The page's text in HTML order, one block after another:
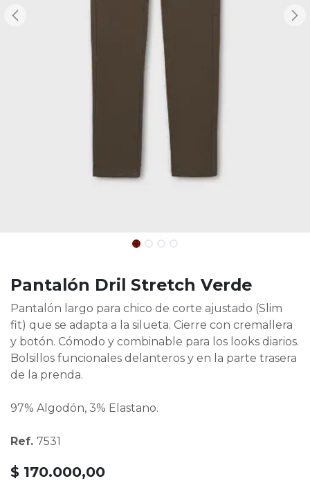
Pantalón Dril Stretch Verde
Pantalón largo para chico de corte ajustado (Slim
fit) que se adapta a la silueta. Cierre con cremallera
y botón. Cómodo y combinable para los looks diarios.
Bolsillos funcionales delanteros y en la parte trasera
de la prenda.
97% Algodón, 3% Elastano.
Ref. 7531
$ 170.000,00